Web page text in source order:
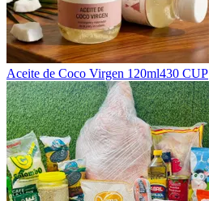
Aceite de Coco Virgen 120ml430 CUP